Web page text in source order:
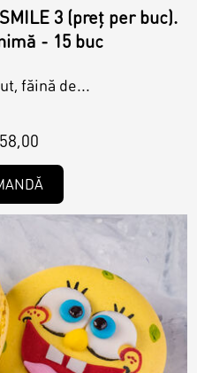
3 (preț per buc).
- 15 buc
făină de...